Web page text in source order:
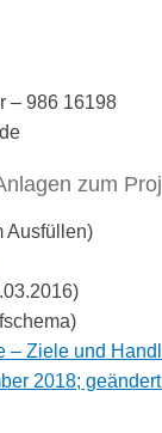
– 986 16198
zum
Ausfüllen)
– Ziele und
2018;